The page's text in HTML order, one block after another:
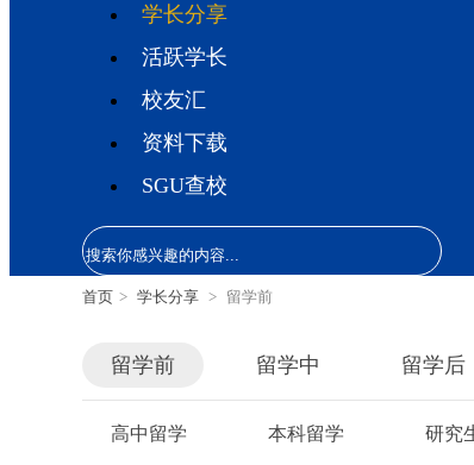
学长分享
活跃学长
校友汇
资料下载
SGU查校
首页 > 学长分享 > 留学前
留学前 留学中 留学后
高中留学 本科留学 研究